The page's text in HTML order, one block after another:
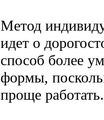
Метод
идет о
способ более
формы,
проще работать.